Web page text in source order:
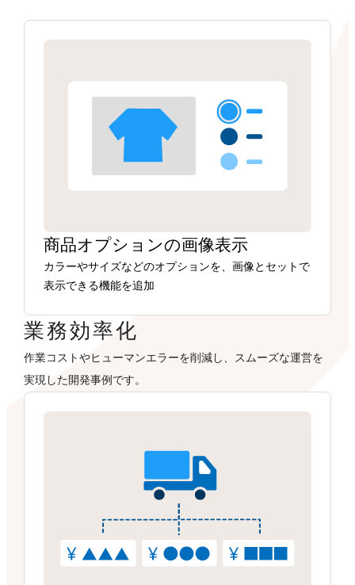
商品オプションの画像表示
カラーやサイズなどのオプションを、画像とセットで
表示できる機能を追加
業務効率化
作業コストやヒューマンエラーを削減し、スムーズな運営を
実現した開発事例です。